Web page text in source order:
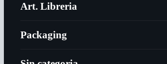
Art. Libreria
Packaging